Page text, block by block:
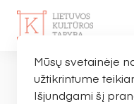
Mūsų svetainėje
užtikrintume
Išjundgami šį